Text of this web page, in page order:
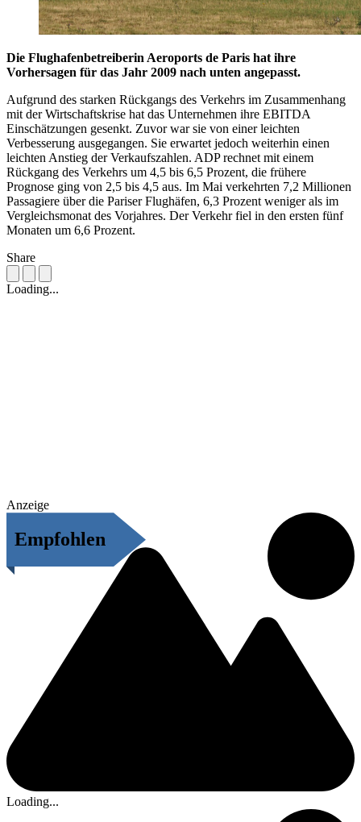
Die Flughafenbetreiberin Aeroports de Paris hat ihre
Vorhersagen für das Jahr 2009 nach unten angepasst.
Aufgrund des starken Rückgangs des Verkehrs im Zusammenhang
mit der Wirtschaftskrise hat das Unternehmen ihre EBITDA
Einschätzungen gesenkt. Zuvor war sie von einer leichten
Verbesserung ausgegangen. Sie erwartet jedoch weiterhin einen
leichten Anstieg der Verkaufszahlen. ADP rechnet mit einem
Rückgang des Verkehrs um 4,5 bis 6,5 Prozent, die frühere
Prognose ging von 2,5 bis 4,5 aus. Im Mai verkehrten 7,2 Millionen
Passagiere über die Pariser Flughäfen, 6,3 Prozent weniger als im
Vergleichsmonat des Vorjahres. Der Verkehr fiel in den ersten fünf
Monaten um 6,6 Prozent.
Share
Loading...
Anzeige
Empfohlen
Loading...